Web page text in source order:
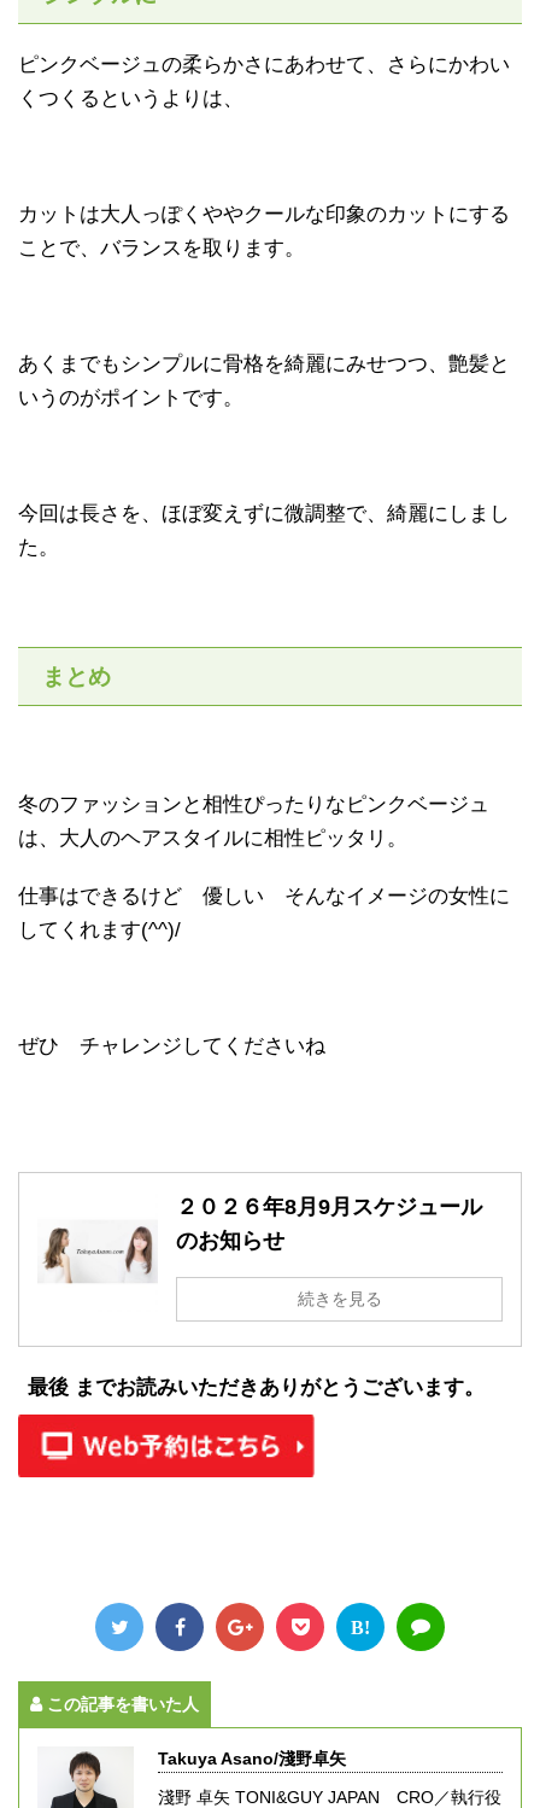
ピンクベージュの柔らかさにあわせて、さらにかわい
くつくるというよりは、
カットは大人っぽくややクールな印象のカットにする
ことで、バランスを取ります。
あくまでもシンプルに骨格を綺麗にみせつつ、艶髪と
いうのがポイントです。
今回は長さを、ほぼ変えずに微調整で、綺麗にしまし
た。
まとめ
冬のファッションと相性ぴったりなピンクベージュ
は、大人のヘアスタイルに相性ピッタリ。
仕事はできるけど 優しい そんなイメージの女性に
してくれます(^^)/
ぜひ チャレンジしてくださいね
２０２６年8月9月スケジュール
のお知らせ
続きを見る
最後 までお読みいただきありがとうございます。
B!
この記事を書いた人
Takuya Asano/淺野卓矢
淺野 卓矢 TONI&GUY JAPAN CRO／執行役